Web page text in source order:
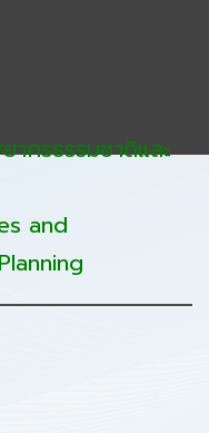
ากรธรรมชาติและ
and